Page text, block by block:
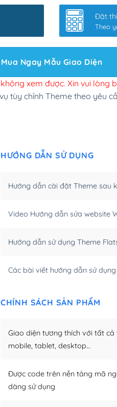
slider chính (+200,000₫)
site Wordpress(+100,000₫)
đăng web(+300,000₫)
tuỳ chọn
(+450,000₫)
(+950,000₫)
Đặt
Theo
Mua Ngay Mẫu Giao Diện
xem được. Xin vui lòng
tùy chỉnh Theme theo yêu
HƯỚNG DẪN SỬ DỤNG
Hướng dẫn cài đặt Theme sau
Video Hướng dẫn sửa website
Hướng dẫn sử dụng Theme
Các bài viết hướng dẫn sử
CHÍNH SÁCH SẢN PHẨM
Giao diện tương thích với tất cả
mobile, tablet, desktop…
Được code trên nền tảng mã
dàng sử dụng